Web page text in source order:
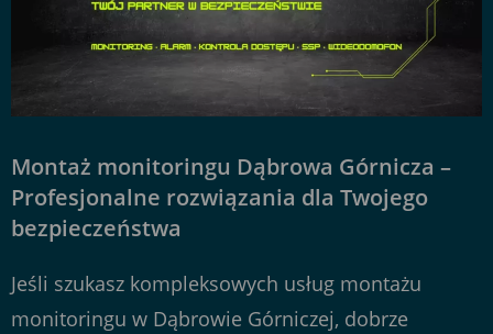
Montaż monitoringu Dąbrowa Górnicza –
Profesjonalne rozwiązania dla Twojego
bezpieczeństwa
Jeśli szukasz kompleksowych usług montażu
monitoringu w Dąbrowie Górniczej, dobrze